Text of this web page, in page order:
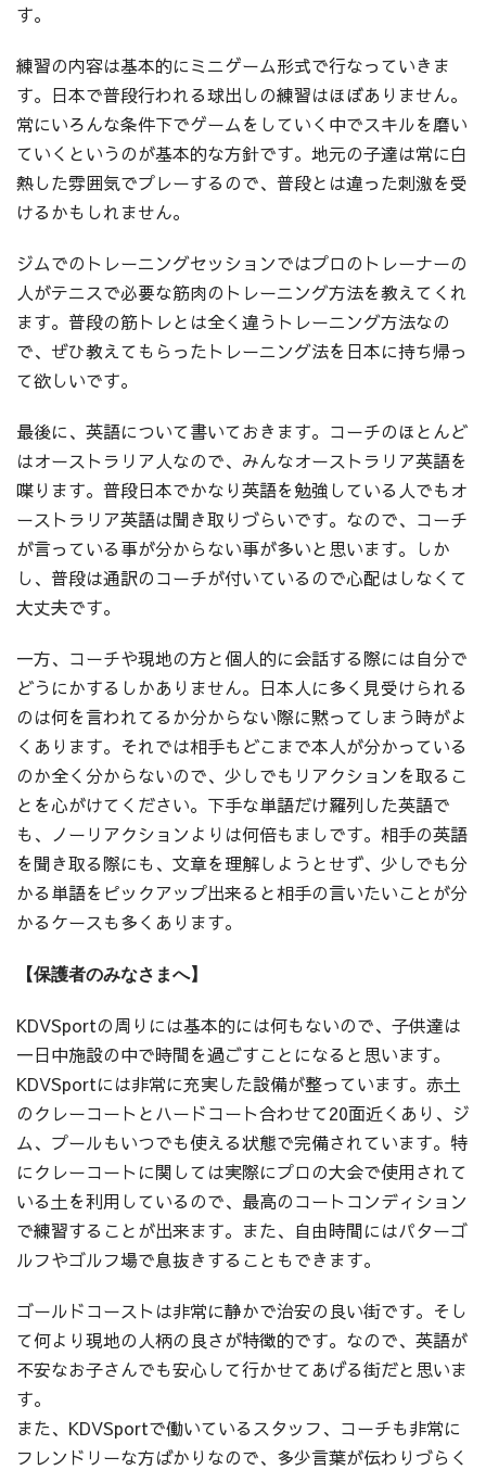
す。
練習の内容は基本的にミニゲーム形式で行なっていきま
す。日本で普段行われる球出しの練習はほぼありません。
常にいろんな条件下でゲームをしていく中でスキルを磨い
ていくというのが基本的な方針です。地元の子達は常に白
熱した雰囲気でプレーするので、普段とは違った刺激を受
けるかもしれません。
ジムでのトレーニングセッションではプロのトレーナーの
人がテニスで必要な筋肉のトレーニング方法を教えてくれ
ます。普段の筋トレとは全く違うトレーニング方法なの
で、ぜひ教えてもらったトレーニング法を日本に持ち帰っ
て欲しいです。
最後に、英語について書いておきます。コーチのほとんど
はオーストラリア人なので、みんなオーストラリア英語を
喋ります。普段日本でかなり英語を勉強している人でもオ
ーストラリア英語は聞き取りづらいです。なので、コーチ
が言っている事が分からない事が多いと思います。しか
し、普段は通訳のコーチが付いているので心配はしなくて
大丈夫です。
一方、コーチや現地の方と個人的に会話する際には自分で
どうにかするしかありません。日本人に多く見受けられる
のは何を言われてるか分からない際に黙ってしまう時がよ
くあります。それでは相手もどこまで本人が分かっている
のか全く分からないので、少しでもリアクションを取るこ
とを心がけてください。下手な単語だけ羅列した英語で
も、ノーリアクションよりは何倍もましです。相手の英語
を聞き取る際にも、文章を理解しようとせず、少しでも分
かる単語をピックアップ出来ると相手の言いたいことが分
かるケースも多くあります。
【保護者のみなさまへ】
KDVSportの周りには基本的には何もないので、子供達は
一日中施設の中で時間を過ごすことになると思います。
KDVSportには非常に充実した設備が整っています。赤土
のクレーコートとハードコート合わせて20面近くあり、ジ
ム、プールもいつでも使える状態で完備されています。特
にクレーコートに関しては実際にプロの大会で使用されて
いる土を利用しているので、最高のコートコンディション
で練習することが出来ます。また、自由時間にはパターゴ
ルフやゴルフ場で息抜きすることもできます。
ゴールドコーストは非常に静かで治安の良い街です。そし
て何より現地の人柄の良さが特徴的です。なので、英語が
不安なお子さんでも安心して行かせてあげる街だと思いま
す。
また、KDVSportで働いているスタッフ、コーチも非常に
フレンドリーな方ばかりなので、多少言葉が伝わりづらく